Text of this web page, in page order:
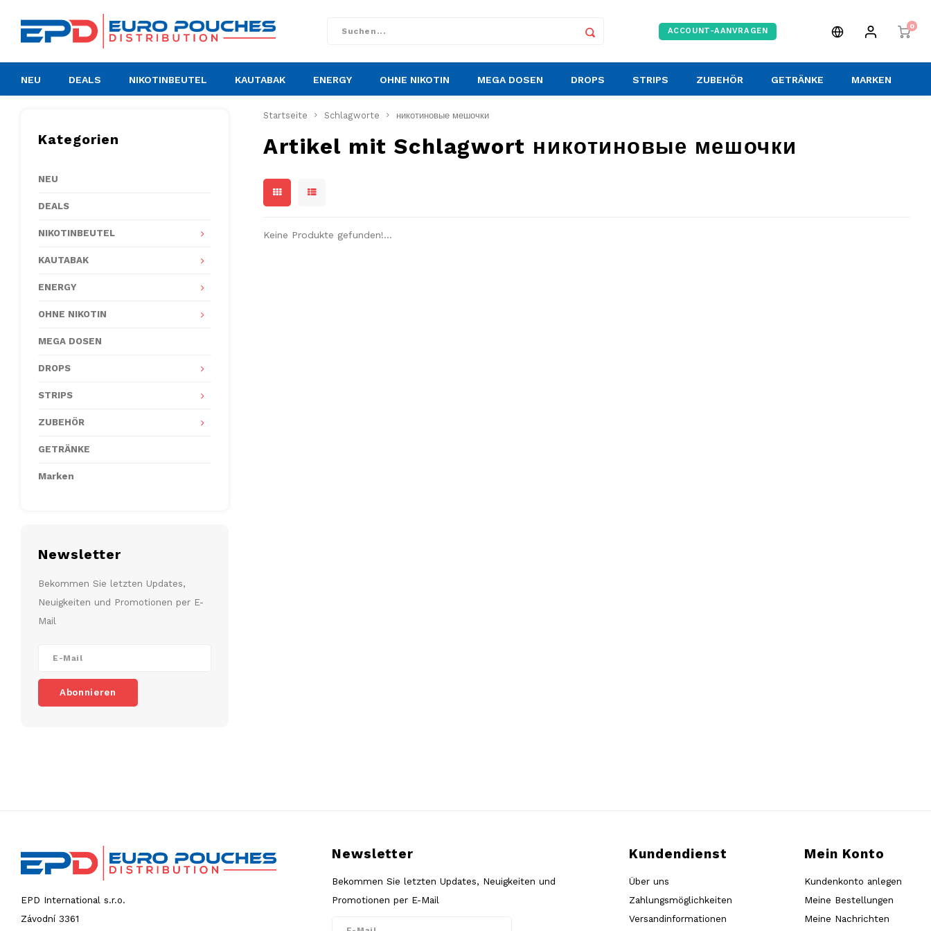
ACCOUNT-AANVRAGEN
0
NEU DEALS NIKOTINBEUTEL KAUTABAK ENERGY OHNE NIKOTIN MEGA DOSEN DROPS STRIPS ZUBEHÖR GETRÄNKE MARKEN
Kategorien
NEU
DEALS
NIKOTINBEUTEL
KAUTABAK
ENERGY
OHNE NIKOTIN
MEGA DOSEN
DROPS
STRIPS
ZUBEHÖR
GETRÄNKE
Marken
Newsletter
Bekommen Sie letzten Updates,
Neuigkeiten und Promotionen per E-
Mail
Abonnieren
Startseite Schlagworte никотиновые мешочки
Artikel mit Schlagwort никотиновые мешочки
Keine Produkte gefunden!...
EPD International s.r.o.
Závodní 3361
Newsletter
Bekommen Sie letzten Updates, Neuigkeiten und
Promotionen per E-Mail
Kundendienst
Über uns
Zahlungsmöglichkeiten
Versandinformationen
Mein Konto
Kundenkonto anlegen
Meine Bestellungen
Meine Nachrichten